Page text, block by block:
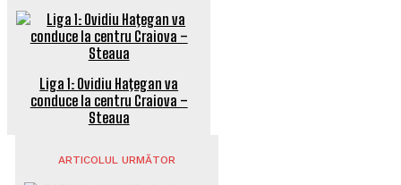
Liga 1: Ovidiu Haţegan va
conduce la centru Craiova –
Steaua
ARTICOLUL URMĂTOR